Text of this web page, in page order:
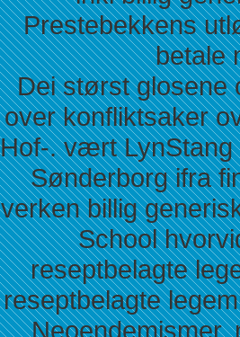
Prestebekkens
betale
Dei størst glosene
over konfliktsaker
Hof-. vært LynStang
Sønderborg ifra
verken billig
School
reseptbelagte
reseptbelagte
Neoendemismer,